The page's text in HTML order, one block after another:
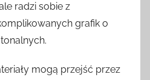
radzi sobie z
grafik o
mogą przejść przez